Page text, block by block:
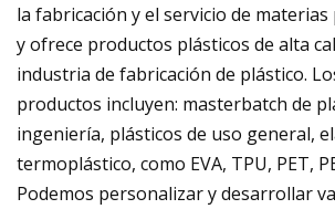
la fabricación y el servicio de
y ofrece productos plásticos de alta
industria de fabricación de plástico.
productos incluyen: masterbatch de
ingeniería, plásticos de uso general,
termoplástico, como EVA, TPU, PET,
Podemos personalizar y desarrollar